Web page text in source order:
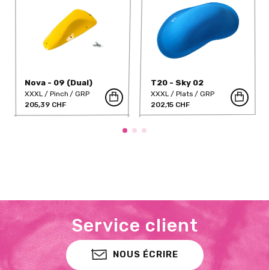
Nova - 09 (Dual)
XXXL Pinch
GRP
205,39 CHF
T20 - Sky 02
XXXL Plats
GRP
202,15 CHF
Service client
NOUS ÉCRIRE